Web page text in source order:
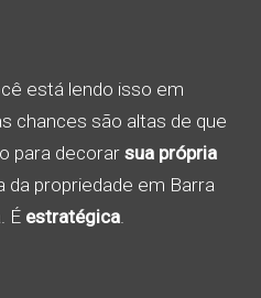
está lendo isso em
chances são altas de que
para decorar sua própria
da propriedade em Barra
É estratégica.